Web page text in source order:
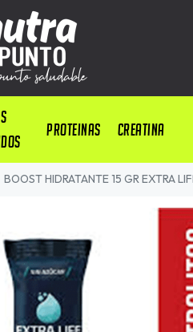
PROTEINAS CREATINA
BOOST HIDRATANTE 15 GR EXTRA